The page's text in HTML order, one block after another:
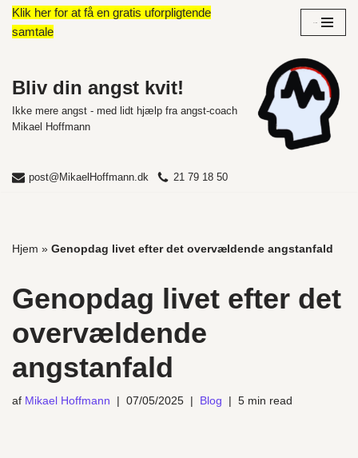
Spring
indhold
Klik her for at få en gratis uforpligtende
samtale
Bliv din angst kvit!
Ikke mere angst - med lidt hjælp fra angst-coach
Mikael Hoffmann
post@MikaelHoffmann.dk 21 79 18 50
Hjem » Genopdag livet efter det overvældende angstanfald
Genopdag livet efter det
overvældende
angstanfald
af Mikael Hoffmann 07/05/2025 Blog 5 min read